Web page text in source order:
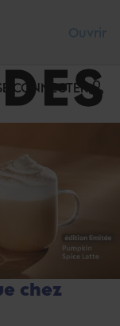
Ouvrir
CONNECTER
chez